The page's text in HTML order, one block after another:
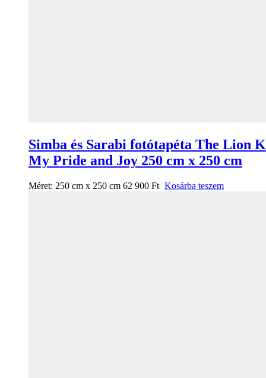
Simba és Sarabi fotótapéta The Lion
My Pride and Joy 250 cm x 250 cm
Méret: 250 cm x 250 cm 62 900 Ft Kosárba teszem